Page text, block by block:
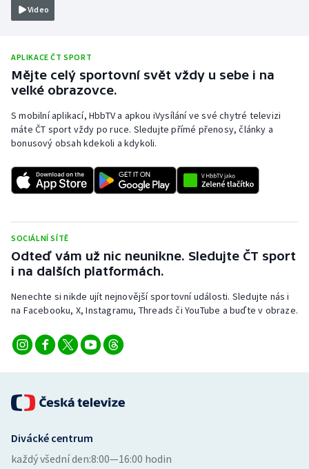
Ragby
Rychlobruslení
Rychlostní kanoistika
Sportovní střelba
Stolní tenis
Triatlon
Veslování
Volejbal
Video
APLIKACE ČT SPORT
Mějte celý sportovní svět vždy u sebe i na
velké obrazovce.
S mobilní aplikací, HbbTV a apkou iVysílání ve své chytré televizi
máte ČT sport vždy po ruce. Sledujte přímé přenosy, články a
bonusový obsah kdekoli a kdykoli.
SOCIÁLNÍ SÍTĚ
Odteď vám už nic neunikne. Sledujte ČT sport
i na dalších platformách.
Nenechte si nikde ujít nejnovější sportovní události. Sledujte nás i
na Facebooku, X, Instagramu, Threads či YouTube a buďte v obraze.
Divácké centrum
každý všední den:8:00—16:00 hodin